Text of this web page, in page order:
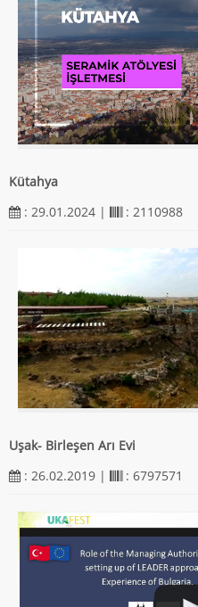
Kütahya
: 29.01.2024 |
: 2110988
Uşak- Birleşen Arı Evi
: 26.02.2019 |
: 6797571